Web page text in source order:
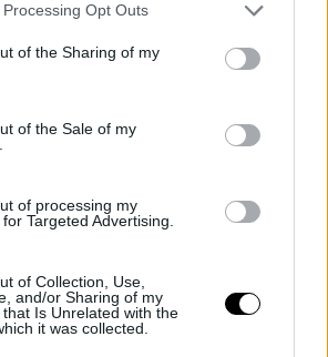
website/app uses one or more Google
or usage behaviour. You may click to
to Google and its third-party tags to
specified purposes in below Google
Opt Outs
of the Sharing of my
of the Sale of my
of processing my
Targeted Advertising.
of Collection, Use,
and/or Sharing of my
Is Unrelated with the
it was collected.